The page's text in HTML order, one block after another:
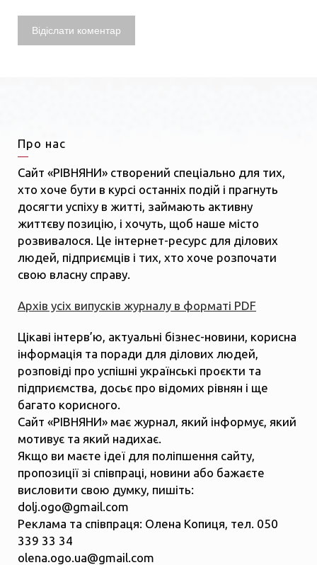
Про нас
Сайт «РІВНЯНИ» створений спеціально для тих,
хто хоче бути в курсі останніх подій і прагнуть
досягти успіху в житті, займають активну
життєву позицію, і хочуть, щоб наше місто
розвивалося. Це інтернет-ресурс для ділових
людей, підприємців і тих, хто хоче розпочати
свою власну справу.
Архів усіх випусків журналу в форматі PDF
Цікаві інтерв’ю, актуальні бізнес-новини, корисна
інформація та поради для ділових людей,
розповіді про успішні українські проєкти та
підприємства, досьє про відомих рівнян і ще
багато корисного.
Сайт «РІВНЯНИ» має журнал, який інформує, який
мотивує та який надихає.
Якщо ви маєте ідеї для поліпшення сайту,
пропозиції зі співпраці, новини або бажаєте
висловити свою думку, пишіть:
dolj.ogo@gmail.com
Реклама та співпраця: Олена Копиця, тел. 050
339 33 34
olena.ogo.ua@gmail.com